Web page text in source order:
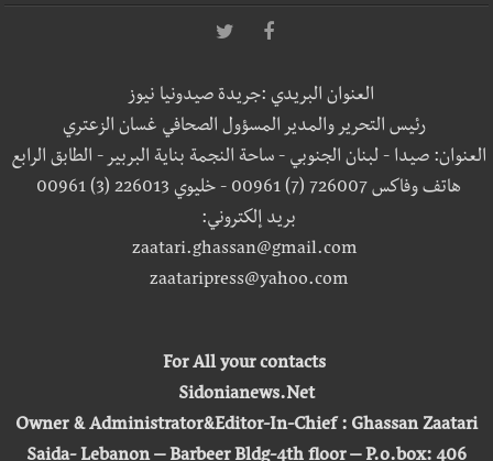
العنوان البريدي :جريدة صيدونيا نيوز
رئيس التحرير والمدير المسؤول الصحافي غسان الزعتري
العنوان: صيدا - لبنان الجنوبي - ساحة النجمة بناية البربير - الطابق الرابع
هاتف وفاكس 726007 (7) 00961 - خليوي 226013 (3) 00961
بريد إلكتروني:
zaatari.ghassan@gmail.com
zaataripress@yahoo.com
For All your contacts
Sidonianews.Net
Owner & Administrator&Editor-In-Chief : Ghassan Zaatari